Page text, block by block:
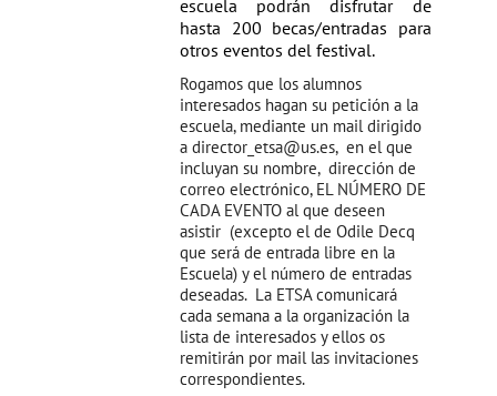
escuela podrán disfrutar de
hasta 200 becas/entradas para
otros eventos del festival.
Rogamos que los alumnos
interesados hagan su petición a la
escuela, mediante un mail dirigido
a director_etsa@us.es, en el que
incluyan su nombre, dirección de
correo electrónico, EL NÚMERO DE
CADA EVENTO al que deseen
asistir (excepto el de Odile Decq
que será de entrada libre en la
Escuela) y el número de entradas
deseadas. La ETSA comunicará
cada semana a la organización la
lista de interesados y ellos os
remitirán por mail las invitaciones
correspondientes.